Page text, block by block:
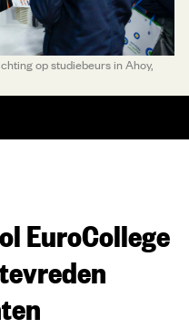
op studiebeurs in Ahoy,
EuroCollege